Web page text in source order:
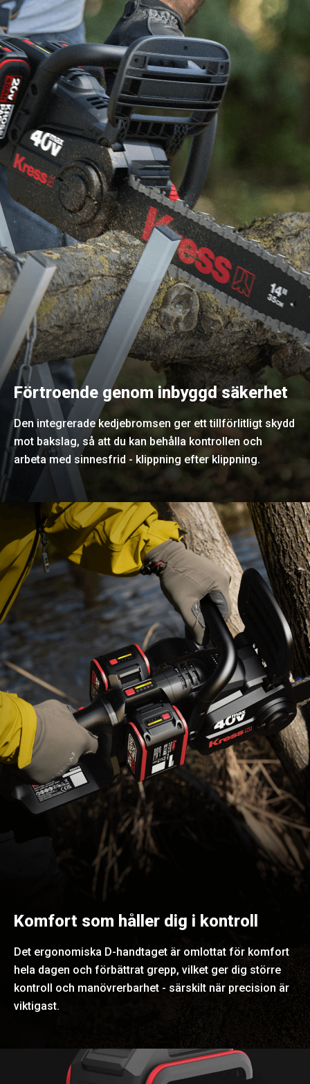
Förtroende genom inbyggd säkerhet
Den integrerade kedjebromsen ger ett tillförlitligt skydd
mot bakslag, så att du kan behålla kontrollen och
arbeta med sinnesfrid - klippning efter klippning.
Komfort som håller dig i kontroll
Det ergonomiska D-handtaget är omlottat för komfort
hela dagen och förbättrat grepp, vilket ger dig större
kontroll och manövrerbarhet - särskilt när precision är
viktigast.